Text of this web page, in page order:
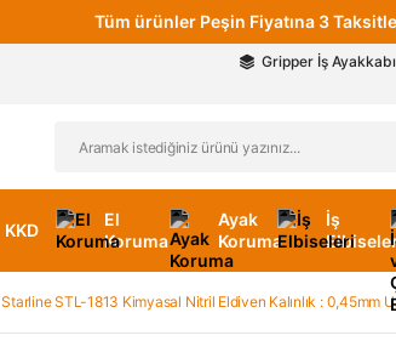
Tüm ürünler Peşin Fiyatına 3
Gripper İş
KKD
El
Koruma
Ayak
Koruma
İş
Starline STL-1813 Kimyasal Nitril Eldiven Kalınlık :